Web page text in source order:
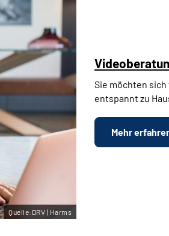
Sie möchten
entspannt zu
Mehr
Quelle:DRV | Harms